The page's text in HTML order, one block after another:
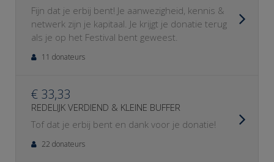
Fijn dat je erbij bent! Je aanwezigheid, kennis &
netwerk zijn je kapitaal. Je krijgt je donatie terug
als je op het Festival bent geweest.
11 donateurs
€ 33,33
REDELIJK VERDIEND & KLEINE BUFFER
Tof dat je erbij bent en dank voor je donatie!
22 donateurs